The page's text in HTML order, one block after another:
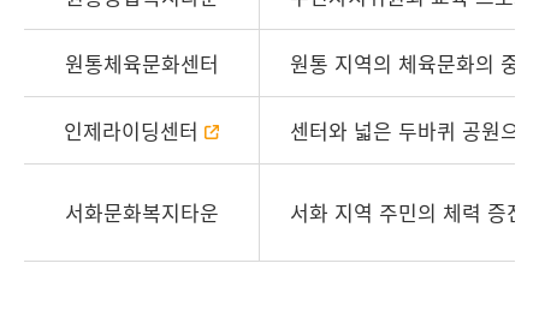
원통체육문화센터 원통 지역의 체육문화의 중
인제라이딩센터 센터와 넓은 두바퀴 공원으
서화문화복지타운 서화 지역 주민의 체력 증진